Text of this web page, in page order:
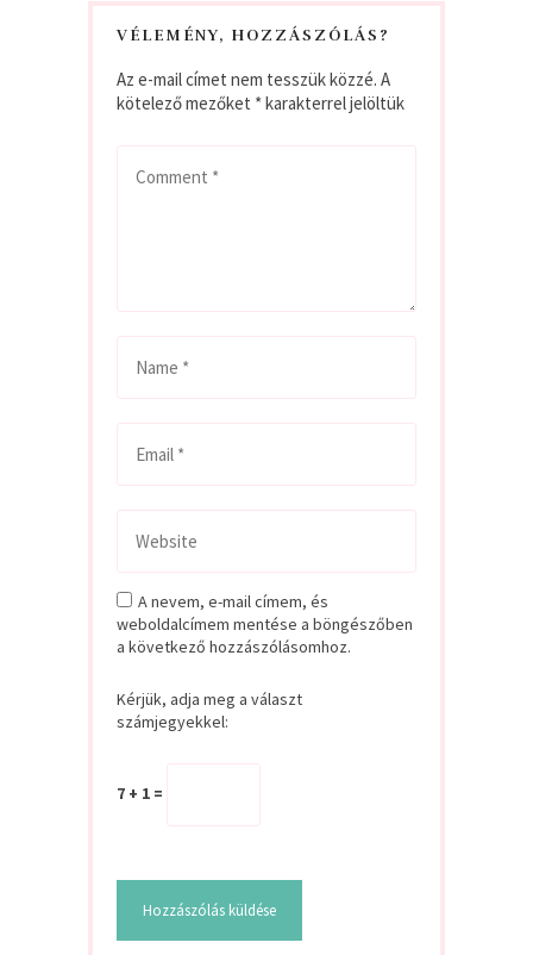
VÉLEMÉNY, HOZZÁSZÓLÁS?
Az e-mail címet nem tesszük közzé. A
kötelező mezőket *karakterrel jelöltük
A nevem, e-mail címem, és
weboldalcímem mentése a böngészőben
a következő hozzászólásomhoz.
Kérjük, adja meg a választ
számjegyekkel:
7 + 1 =